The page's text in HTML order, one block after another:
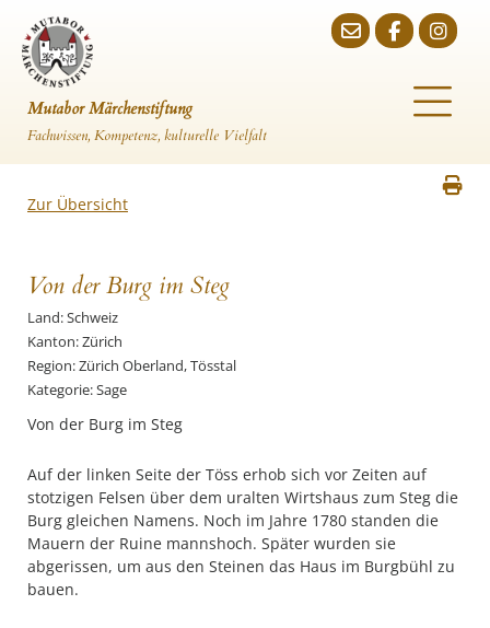
Mutabor Märchenstiftung
Fachwissen, Kompetenz, kulturelle Vielfalt
Zur Übersicht
Von der Burg im Steg
Land: Schweiz
Kanton: Zürich
Region: Zürich Oberland, Tösstal
Kategorie: Sage
Von der Burg im Steg
Auf der linken Seite der Töss erhob sich vor Zeiten auf
stotzigen Felsen über dem uralten Wirtshaus zum Steg die
Burg gleichen Namens. Noch im Jahre 1780 standen die
Mauern der Ruine mannshoch. Später wurden sie
abgerissen, um aus den Steinen das Haus im Burgbühl zu
bauen.